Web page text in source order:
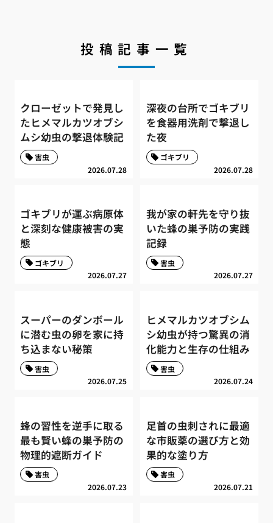
投稿記事一覧
クローゼットで発見し
たヒメマルカツオブシ
ムシ幼虫の撃退体験記
2026.07.28
害虫
深夜の台所でゴキブリ
を食器用洗剤で撃退し
た夜
2026.07.28
ゴキブリ
ゴキブリが運ぶ病原体
と深刻な健康被害の実
態
2026.07.27
ゴキブリ
我が家の軒先を守り抜
いた蜂の巣予防の実践
記録
2026.07.27
害虫
スーパーのダンボール
に潜む虫の卵を家に持
ち込まない秘策
2026.07.25
害虫
ヒメマルカツオブシム
シ幼虫が持つ驚異の消
化能力と生存の仕組み
2026.07.24
害虫
蜂の習性を逆手に取る
最も賢い蜂の巣予防の
物理的遮断ガイド
2026.07.23
害虫
足首の虫刺されに最適
な市販薬の選び方と効
果的な塗り方
2026.07.21
害虫